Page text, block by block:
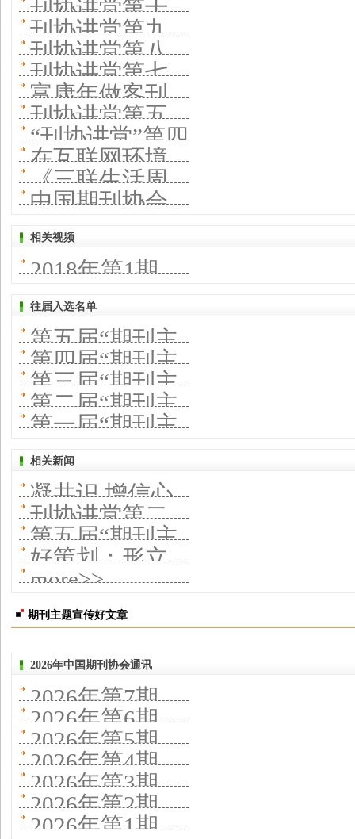
进书刊协同发
展
放心刊良心刊
期刊深度传播
与创新
一期开讲 拓展
中国故事“朋友
圈”
刊协讲堂第十
期分享一流科
技期刊办刊经
验
刊协讲堂第九
期以当代党员
杂志社为例，
探索党刊新媒
体时代转型与
发展—— 坚
持“品战略” 深
化“大经营”
刊协讲堂第八
期线上开讲 聚
焦后疫情时代
学术期刊数字
化转型
刊协讲堂第七
期网上开讲 知
音传媒分享改
革探索与转型
实践
富康年做客刊
协讲堂第六
讲：分享《读
者》畅销38年
秘籍
刊协讲堂第五
讲聚焦 建设世
界一流科技期
“刊协讲堂”第四
期开讲 -----内
容是期刊生命
力的最大王牌
在互联网环境
下，面
对“变”与“不
变”的辩证关系
—— 学术期刊
如何助力“双一
流”建设
《三联生活周
有章可循 ——
不是传统内容
的简单转化
中国期刊协会
首期“刊协讲
堂”开讲——打
造“现代纸刊”首
需互联网思维
相关视频
2018年第1期
往届入选名单
第五届“期刊主
题宣传好文
章”推荐活动入
第四届“期刊主
题宣传好文
章”推荐活动入
选文章及期刊
第三届“期刊主
题宣传好文
章”推荐活动入
选文章及期刊
第二届“期刊主
章”推荐活动入
选文章及期刊
第一届“期刊主
题宣传好文
章”推荐活动入
选文章及期刊
相关新闻
凝共识 增信心
强精神 ——第
六届“期刊主题
布
刊协讲堂第二
十三期开讲 聚
焦中国教育报
刊社深度融合
与转型
第五届“期刊主
题宣传好文
章”推荐活动结
跨山海 写人民
好策划：形立
more>>
期刊主题宣传好文章
2026年中国期刊协会通讯
2026年第7期
2026年第6期
2026年第5期
2026年第4期
2026年第3期
2026年第2期
2026年第1期